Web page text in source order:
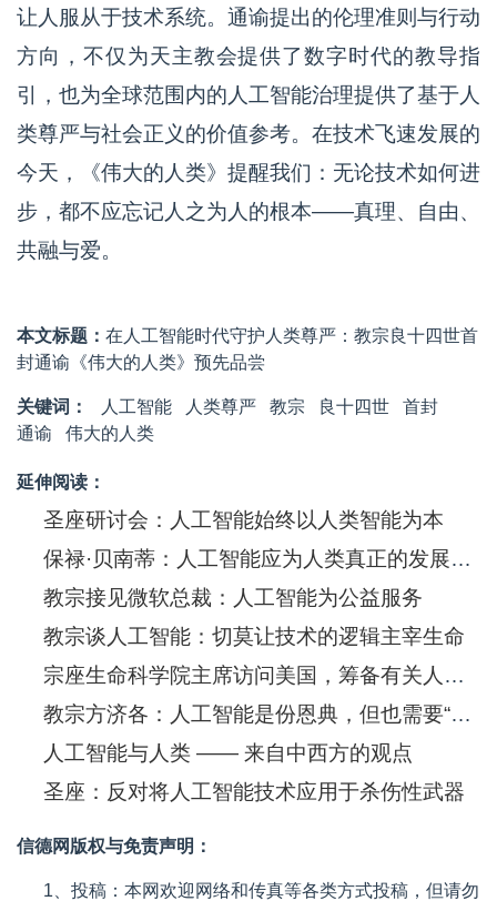
让人服从于技术系统。通谕提出的伦理准则与行动
方向，不仅为天主教会提供了数字时代的教导指
引，也为全球范围内的人工智能治理提供了基于人
类尊严与社会正义的价值参考。在技术飞速发展的
今天，《伟大的人类》提醒我们：无论技术如何进
步，都不应忘记人之为人的根本——真理、自由、
共融与爱。
本文标题： 在人工智能时代守护人类尊严：教宗良十四世首
封通谕《伟大的人类》预先品尝
关键词： 人工智能 人类尊严 教宗 良十四世
首封
通谕
伟大的人类
延伸阅读：
圣座研讨会：人工智能始终以人类智能为本
保禄·贝南蒂：人工智能应为人类真正的发展服务
教宗接见微软总裁：人工智能为公益服务
教宗谈人工智能：切莫让技术的逻辑主宰生命
宗座生命科学院主席访问美国，筹备有关人工智能的全体大会
教宗方济各：人工智能是份恩典，但也需要“演算法伦理”
人工智能与人类 —— 来自中西方的观点
圣座：反对将人工智能技术应用于杀伤性武器
信德网版权与免责声明：
1、投稿：本网欢迎网络和传真等各类方式投稿，但请勿